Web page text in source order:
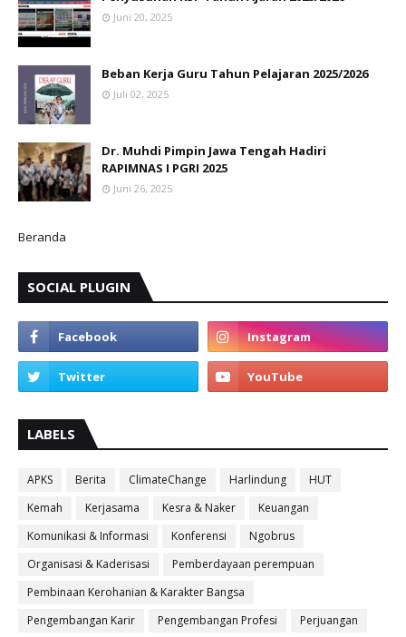
Juni 20, 2025
Beban Kerja Guru Tahun Pelajaran 2025/2026
Juli 02, 2025
Dr. Muhdi Pimpin Jawa Tengah Hadiri
RAPIMNAS I PGRI 2025
Juni 26, 2025
Beranda
SOCIAL PLUGIN
LABELS
APKS Berita ClimateChange Harlindung
HUT
Kemah
Kerjasama Kesra & Naker
Keuangan
Komunikasi & Informasi
Konferensi
Ngobrus
Organisasi & Kaderisasi
Pemberdayaan perempuan
Pembinaan Kerohanian & Karakter Bangsa
Pengembangan Karir
Pengembangan Profesi
Perjuangan